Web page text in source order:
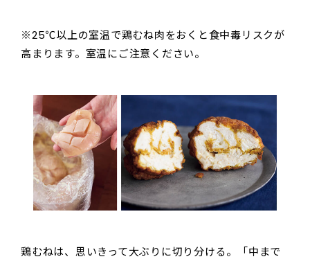
※25℃以上の室温で鶏むね肉をおくと食中毒リスクが
高まります。室温にご注意ください。
鶏むねは、思いきって大ぶりに切り分ける。「中まで